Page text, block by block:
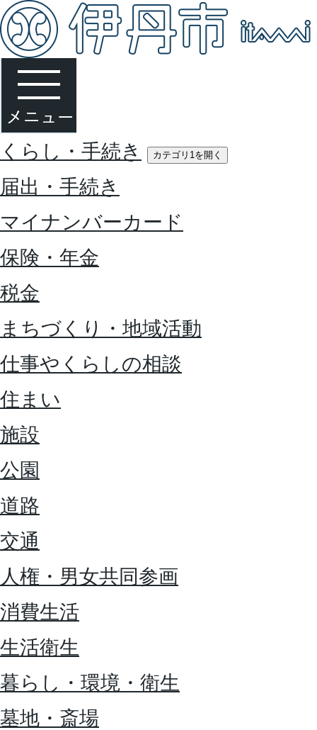
くらし・手続き カテゴリ1を開く
届出・手続き
マイナンバーカード
保険・年金
税金
まちづくり・地域活動
仕事やくらしの相談
住まい
施設
公園
道路
交通
人権・男女共同参画
消費生活
生活衛生
暮らし・環境・衛生
墓地・斎場